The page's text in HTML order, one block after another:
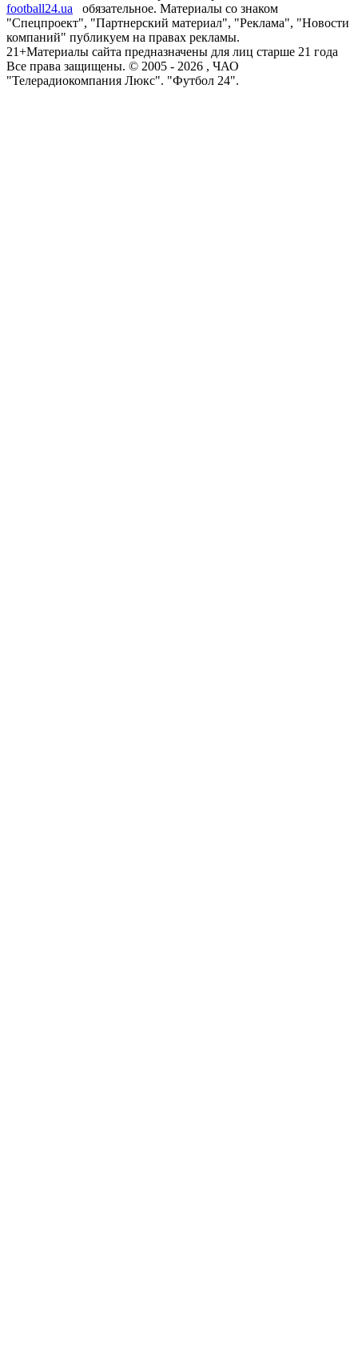
football24.ua
обязательное. Материалы со знаком
"Спецпроект", "Партнерский материал", "Реклама", "Новости
компаний" публикуем на правах рекламы.
21+Материалы сайта предназначены для лиц старше 21 года
Все права защищены. © 2005 - 2026 , ЧАО
"Телерадиокомпания Люкс". "Футбол 24".